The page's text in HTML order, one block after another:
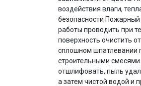
воздействия влаги,
безопасности
работы проводить при
поверхность очистить
сплошном шпатлевании
строительными
отшлифовать, пыль
а затем чистой водой и